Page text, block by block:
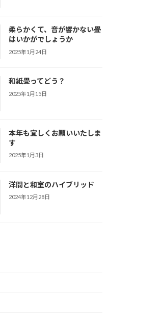
柔らかくて、音が響かない畳
はいかがでしょうか
2025年1月24日
和紙畳ってどう？
2025年1月15日
本年も宜しくお願いいたしま
す
2025年1月3日
洋間と和室のハイブリッド
2024年12月28日